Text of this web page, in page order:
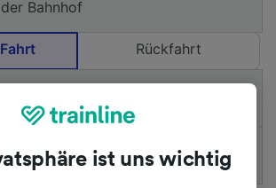
Rückfahrt
r (26-59)
hinzufügenist uns wichtig